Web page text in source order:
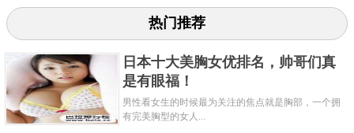
热门推荐
日本十大美胸女优排名，帅哥们真
是有眼福！
男性看女生的时候最为关注的焦点就是胸部，一个拥
有完美胸型的女人...